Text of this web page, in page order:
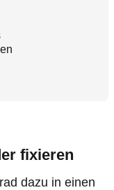
fixieren
dazu in einen